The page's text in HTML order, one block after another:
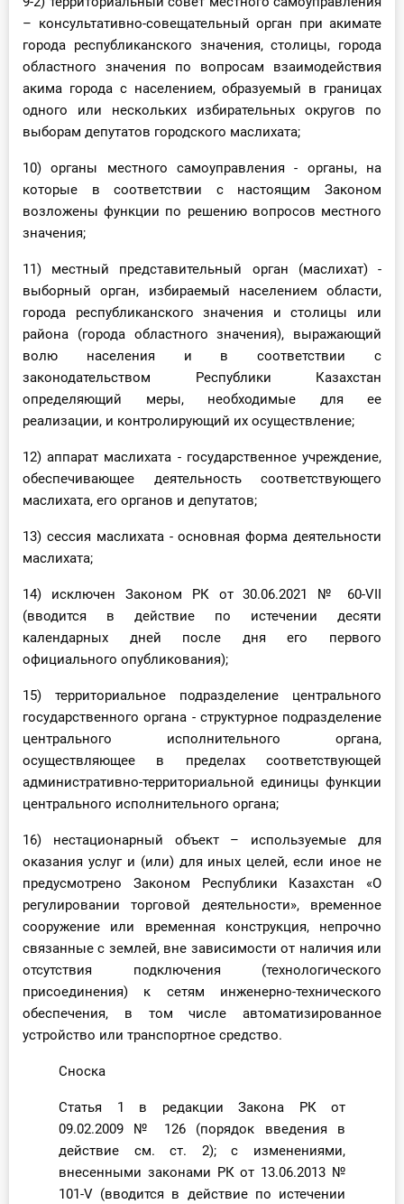
– консультативно-совещательный орган при акимате
города республиканского значения, столицы, города
областного значения по вопросам взаимодействия
акима города с населением, образуемый в границах
одного или нескольких избирательных округов по
выборам депутатов городского маслихата;
10) органы местного самоуправления - органы, на
которые в соответствии с настоящим Законом
возложены функции по решению вопросов местного
значения;
11) местный представительный орган (маслихат) -
выборный орган, избираемый населением области,
города республиканского значения и столицы или
района (города областного значения), выражающий
волю населения и в соответствии с
законодательством Республики Казахстан
определяющий меры, необходимые для ее
реализации, и контролирующий их осуществление;
12) аппарат маслихата - государственное учреждение,
обеспечивающее деятельность соответствующего
маслихата, его органов и депутатов;
13) сессия маслихата - основная форма деятельности
маслихата;
14) исключен Законом РК от 30.06.2021 № 60-VII
(вводится в действие по истечении десяти
календарных дней после дня его первого
официального опубликования);
15) территориальное подразделение центрального
государственного органа - структурное подразделение
центрального исполнительного органа,
осуществляющее в пределах соответствующей
административно-территориальной единицы функции
центрального исполнительного органа;
16) нестационарный объект – используемые для
оказания услуг и (или) для иных целей, если иное не
предусмотрено Законом Республики Казахстан «О
регулировании торговой деятельности», временное
сооружение или временная конструкция, непрочно
связанные с землей, вне зависимости от наличия или
отсутствия подключения (технологического
присоединения) к сетям инженерно-технического
обеспечения, в том числе автоматизированное
устройство или транспортное средство.
Сноска
Статья 1 в редакции Закона РК от
09.02.2009 № 126 (порядок введения в
действие см. ст. 2); с изменениями,
внесенными законами РК от 13.06.2013 №
101-V (вводится в действие по истечении